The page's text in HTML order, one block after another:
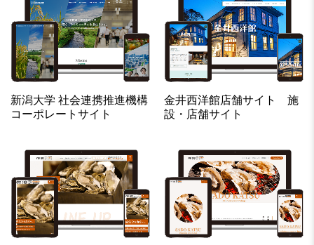
新潟大学 社会連携推進機構
コーポレートサイト
金井西洋館店舗サイト 施
設・店舗サイト